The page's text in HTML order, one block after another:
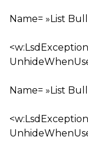
Name= »List
Name= »List